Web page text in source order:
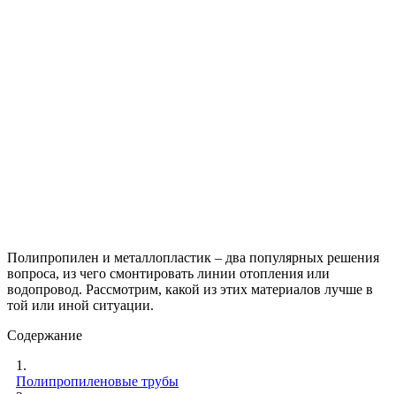
Полипропилен и металлопластик – два популярных решения
вопроса, из чего смонтировать линии отопления или
водопровод. Рассмотрим, какой из этих материалов лучше в
той или иной ситуации.
Содержание
1.
Полипропиленовые трубы